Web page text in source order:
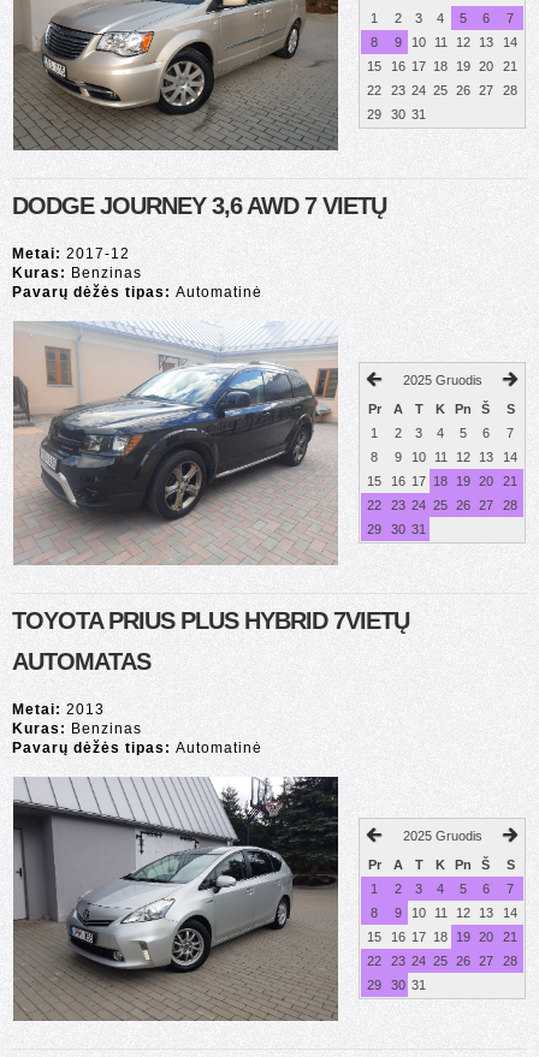
1
2 3 4 5 6
7
8
9 10 11 12 13
14
15
16 17 18 19 20
21
22
23 24 25 26 27
28
29
30 31
DODGE JOURNEY 3,6 AWD 7 VIETŲ
Metai: 2017-12
Kuras: Benzinas
Pavarų dėžės tipas: Automatinė
2025 Gruodis
Pr
A T K Pn Š
S
1
2 3 4 5 6
7
8
9 10 11 12 13
14
15
16 17 18 19 20
21
22
23 24 25 26 27
28
29
30 31
TOYOTA PRIUS PLUS HYBRID 7VIETŲ
AUTOMATAS
Metai: 2013
Kuras: Benzinas
Pavarų dėžės tipas: Automatinė
2025 Gruodis
Pr
A T K Pn Š
S
1
2 3 4 5 6
7
8
9 10 11 12 13
14
15
16 17 18 19 20
21
22
23 24 25 26 27
28
29
30 31